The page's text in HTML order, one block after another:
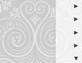
►
►
►
►
▼